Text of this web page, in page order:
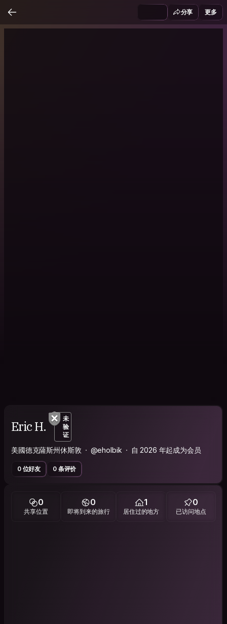
分享 更多
Eric H.
未
验
证
美國德克薩斯州休斯敦 @eholbik 自 2026 年起成为会员
0 位好友 0 条评价
0
共享位置
0
即将到来的旅行
1
居住过的地方
0
已访问地点